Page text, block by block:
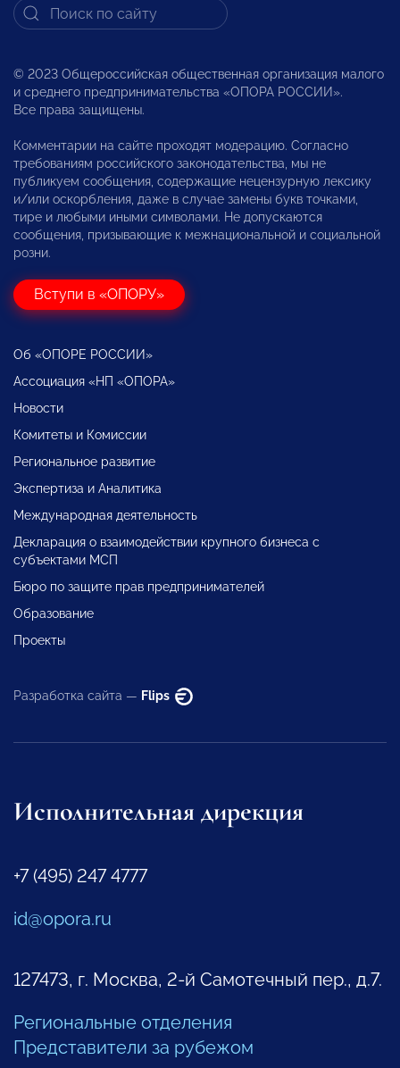
© 2023 Общероссийская общественная организация малого
и среднего предпринимательства «ОПОРА РОССИИ».
Все права защищены.
Комментарии на сайте проходят модерацию. Согласно
требованиям российского законодательства, мы не
публикуем сообщения, содержащие нецензурную лексику
и/или оскорбления, даже в случае замены букв точками,
тире и любыми иными символами. Не допускаются
сообщения, призывающие к межнациональной и социальной
розни.
Вступи в «ОПОРУ»
Об «ОПОРЕ РОССИИ»
Ассоциация «НП «ОПОРА»
Новости
Комитеты и Комиссии
Региональное развитие
Экспертиза и Аналитика
Международная деятельность
Декларация о взаимодействии крупного бизнеса с
субъектами МСП
Бюро по защите прав предпринимателей
Образование
Проекты
Разработка сайта — Flips
Исполнительная дирекция
+7 (495) 247 4777
id@opora.ru
127473, г. Москва, 2-й Самотечный пер., д.7.
Региональные отделения
Представители за рубежом